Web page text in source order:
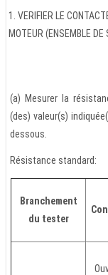
1. VERIFIER LE
MOTEUR (ENSEMBLE
(a) Mesurer la
(des) valeur(s)
dessous.
Résistance standard:
Branchement
du tester